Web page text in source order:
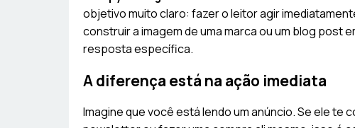
objetivo muito claro: fazer o leitor agir
construir a imagem de uma marca ou um blog post
resposta específica.
A diferença está na ação imediata
Imagine que você está lendo um anúncio. Se ele te